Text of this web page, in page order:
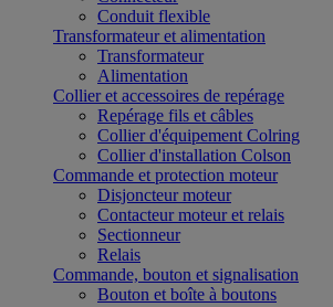
Conduit flexible
Transformateur et alimentation
Transformateur
Alimentation
Collier et accessoires de repérage
Repérage fils et câbles
Collier d'équipement Colring
Collier d'installation Colson
Commande et protection moteur
Disjoncteur moteur
Contacteur moteur et relais
Sectionneur
Relais
Commande, bouton et signalisation
Bouton et boîte à boutons